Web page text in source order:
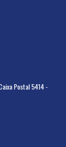
Postal 5414 -